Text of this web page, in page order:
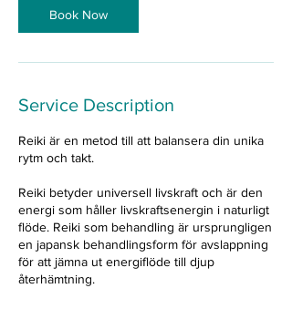
Book Now
Service Description
Reiki är en metod till att balansera din unika
rytm och takt.
Reiki betyder universell livskraft och är den
energi som håller livskraftsenergin i naturligt
flöde. Reiki som behandling är ursprungligen
en japansk behandlingsform för avslappning
för att jämna ut energiflöde till djup
återhämtning.